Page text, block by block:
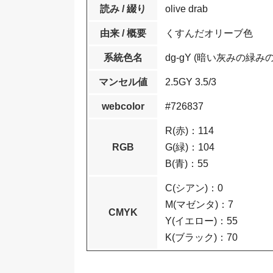
読み / 綴り olive drab
由来 / 概要 くすんだオリーブ色
系統色名 dg-gY (暗い灰みの緑み
マンセル値 2.5GY 3.5/3
webcolor #726837
RGB
R(赤)：114
G(緑)：104
B(青)：55
CMYK
C(シアン)：0
M(マゼンタ)：7
Y(イエロー)：55
K(ブラック)：70